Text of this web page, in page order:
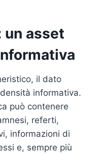
un asset
il dato
informativa.
può contenere
referti,
informazioni di
e, sempre più